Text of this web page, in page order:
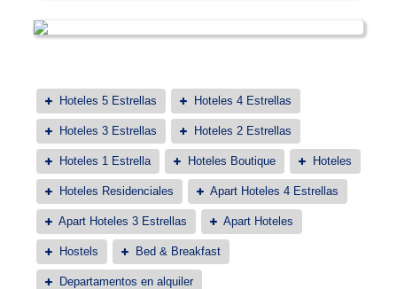
Hoteles 5 Estrellas Hoteles 4 Estrellas
Hoteles 3 Estrellas Hoteles 2 Estrellas
Hoteles 1 Estrella Hoteles Boutique Hoteles
Hoteles Residenciales Apart Hoteles 4 Estrellas
Apart Hoteles 3 Estrellas Apart Hoteles
Hostels Bed & Breakfast
Departamentos en alquiler